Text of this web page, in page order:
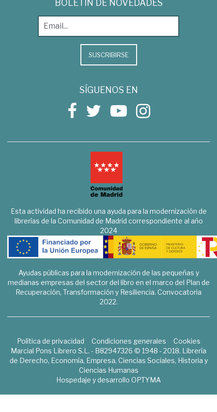
BOLETÍN DE NOVEDADES
SUSCRIBIRSE
SÍGUENOS EN
Esta actividad ha recibido una ayuda para la modernización de
librerías de la Comunidad de Madrid correspondiente al año
2024
Ayudas públicas para la modernización de las pequeñas y
medianas empresas del sector del libro en el marco del Plan de
Recuperación, Transformación y Resiliencia. Convocatoria
2022.
Política de privacidad Condiciones generales
Cookies
Marcial Pons Librero S.L. - B82947326 © 1948 - 2018. Librería
de Derecho, Economía, Empresa, Ciencias Sociales, Historia y
Ciencias Humanas
Hospedaje y desarrollo OPTYMA